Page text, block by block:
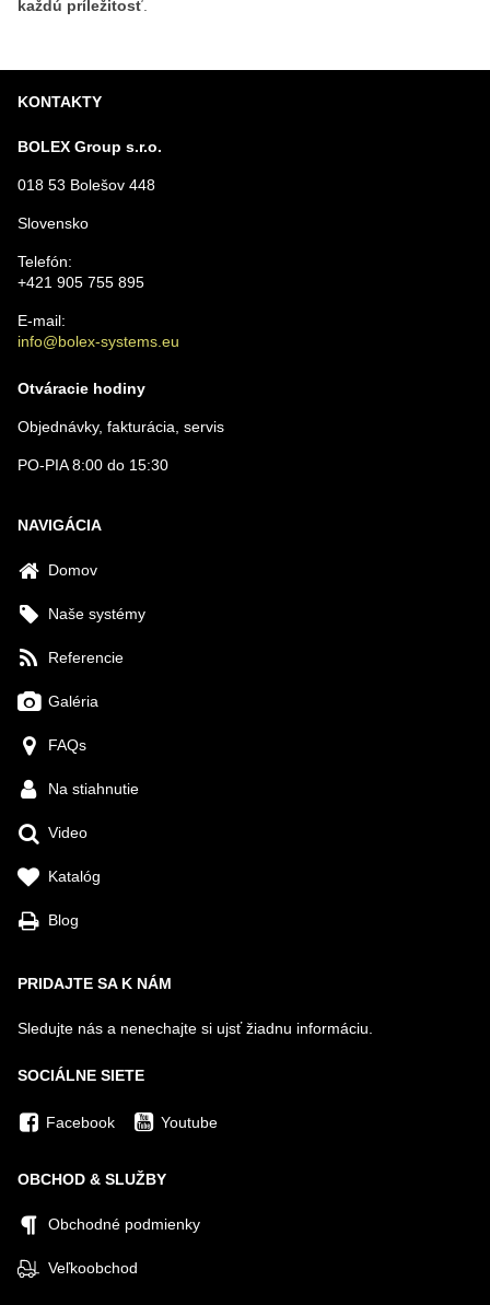
každú príležitosť
KONTAKTY
BOLEX Group s.r.o.
018 53 Bolešov 448
Slovensko
Telefón:
+421 905 755 895
E-mail:
info@bolex-systems.eu
Otváracie hodiny
Objednávky, fakturácia, servis
PO-PIA 8:00 do 15:30
NAVIGÁCIA
Domov
Naše systémy
Referencie
Galéria
FAQs
Na stiahnutie
Video
Katalóg
Blog
PRIDAJTE SA K NÁM
Sledujte nás a nenechajte si ujsť žiadnu informáciu.
SOCIÁLNE SIETE
Facebook Youtube
OBCHOD & SLUŽBY
Obchodné podmienky
Veľkoobchod